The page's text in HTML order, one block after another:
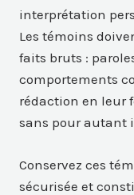
interprétation
Les témoins
faits bruts :
comportements
rédaction en leur
sans pour autant
Conservez ces
sécurisée et